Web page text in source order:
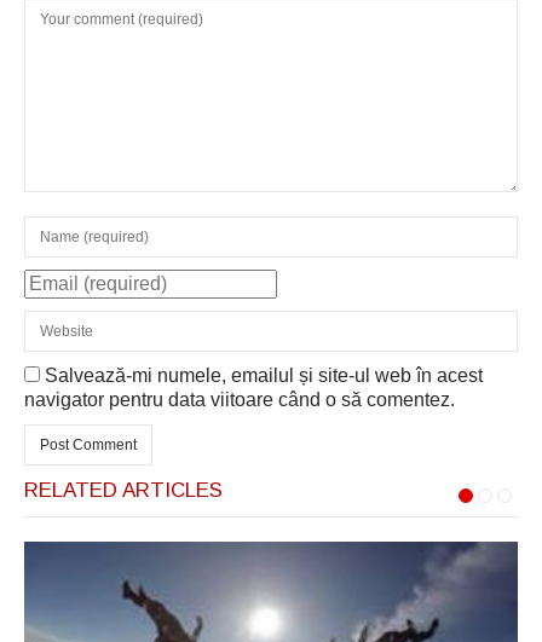
Salvează-mi numele, emailul și site-ul web în acest
navigator pentru data viitoare când o să comentez.
RELATED ARTICLES